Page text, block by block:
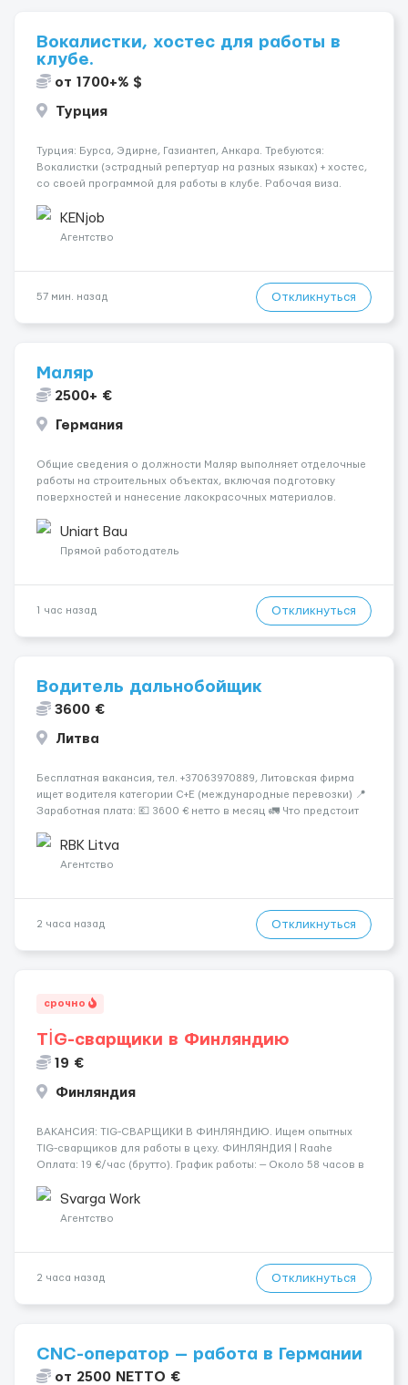
Вокалистки, хостес для работы в
клубе.
от 1700+% $
Турция
Турция: Бурса, Эдирне, Газиантеп, Анкара. Требуются:
Вокалистки (эстрадный репертуар на разных языках) + хостеc,
со своей программой для работы в клубе. Рабочая виза.
одного до трех месяцев. Мед. страховка. Высокая зарплат...
KENjob
Агентство
57 мин. назад Откликнуться
Маляр
2500+ €
Германия
Общие сведения о должности Маляр выполняет отделочные
работы на строительных объектах, включая подготовку
поверхностей и нанесение лакокрасочных материалов.
профессионалов на месте, приглашения делаем только для
профессионалов с доказательным портф...
Uniart Bau
Прямой работодатель
1 час назад Откликнуться
Водитель дальнобойщик
3600 €
Литва
Бесплатная вакансия, тел. +37063970889, Литовская фирма
ищет водителя категории C+E (международные перевозки) 📍
Заработная плата: 💶 3600 € нетто в месяц 🚛 Что предстоит
рефрижераторах. В среднем 400–500 км в день. Погрузки и
разгрузки ...
RBK Litva
Агентство
2 часа назад Откликнуться
срочно
TİG-сварщики в Финляндию
19 €
Финляндия
​​ВАКАНСИЯ: TIG-СВАРЩИКИ В ФИНЛЯНДИЮ. Ищем опытных
TIG-сварщиков для работы в цеху. ФИНЛЯНДИЯ | Raahe
Оплата: 19 €/час (брутто). График работы: — Около 58 часов в
переработки. Дата начала: — Как можно скорее....
Svarga Work
Агентство
2 часа назад Откликнуться
CNC-оператор — работа в Германии
от 2500 NETTO €